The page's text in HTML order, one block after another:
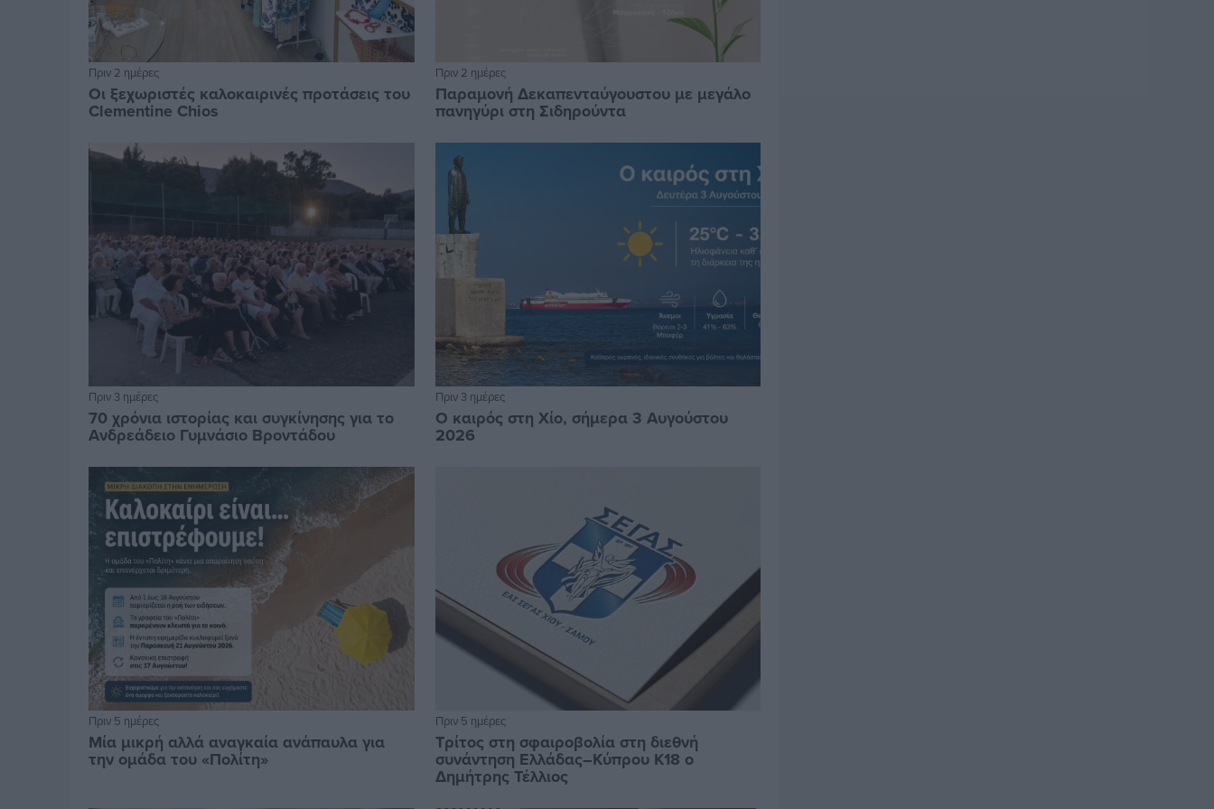
Πριν 2 ημέρες
Οι ξεχωριστές καλοκαιρινές προτάσεις του
Clementine Chios
Πριν 2 ημέρες
Παραμονή Δεκαπενταύγουστου με μεγάλο
πανηγύρι στη Σιδηρούντα
Πριν 3 ημέρες
70 χρόνια ιστορίας και συγκίνησης για το
Ανδρεάδειο Γυμνάσιο Βροντάδου
Πριν 3 ημέρες
Ο καιρός στη Χίο, σήμερα 3 Αυγούστου
2026
Πριν 5 ημέρες
Μία μικρή αλλά αναγκαία ανάπαυλα για
την ομάδα του «Πολίτη»
Πριν 5 ημέρες
Τρίτος στη σφαιροβολία στη διεθνή
συνάντηση Ελλάδας–Κύπρου Κ18 ο
Δημήτρης Τέλλιος